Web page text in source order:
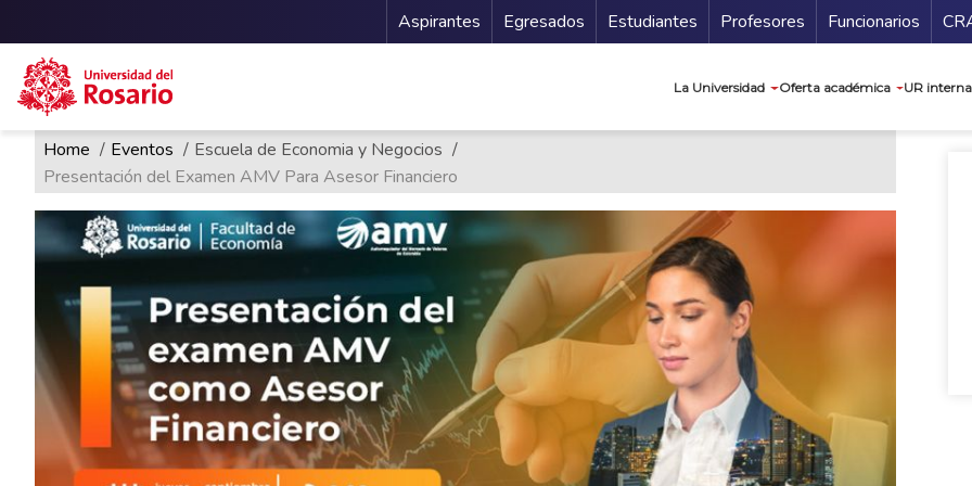
Pasar al contenido principal
Menu Secundario
Aspirantes Egresados Estudiantes Profesores Funcionarios
La Universidad Oferta académica UR
Ruta de navegación
Home Eventos
Escuela de Economia y Negocios
Presentación del Examen AMV Para Asesor Financiero